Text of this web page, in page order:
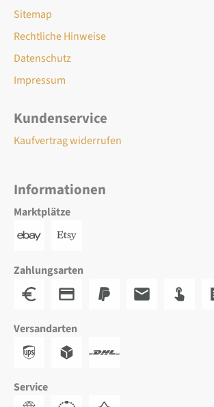
Sitemap
Rechtliche Hinweise
Datenschutz
Impressum
Kundenservice
Kaufvertrag widerrufen
Informationen
Marktplätze
Zahlungsarten
Versandarten
Service